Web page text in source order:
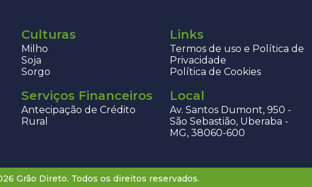
Culturas
Milho
Soja
Sorgo
Links
Termos de uso e Política de
Privacidade
Política de Cookies
Serviços Financeiros
Antecipação de Crédito
Rural
Local
Av. Santos Dumont, 950 -
São Sebastião, Uberaba -
MG, 38060-600
Grão Direto. Todos os direitos reservados.